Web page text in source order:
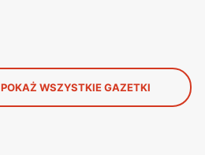
POKAŻ WSZYSTKIE GAZETKI